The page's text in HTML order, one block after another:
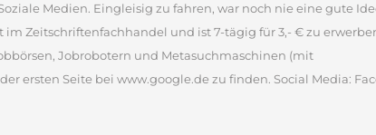
Medien. Eingleisig zu fahren, war noch nie eine gute
Zeitschriftenfachhandel und ist 7-tägig für 3,- € zu
Jobrobotern und Metasuchmaschinen (mit
ersten Seite bei www.google.de zu finden. Social Media: